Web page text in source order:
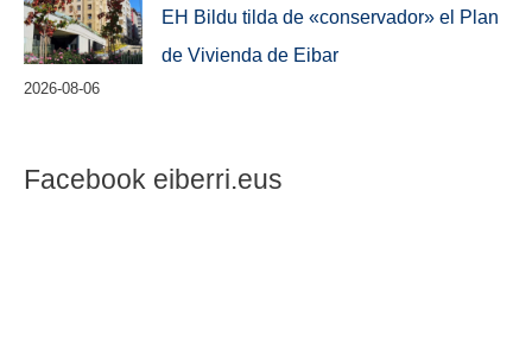
EH Bildu tilda de «conservador» el Plan
de Vivienda de Eibar
2026-08-06
Facebook eiberri.eus